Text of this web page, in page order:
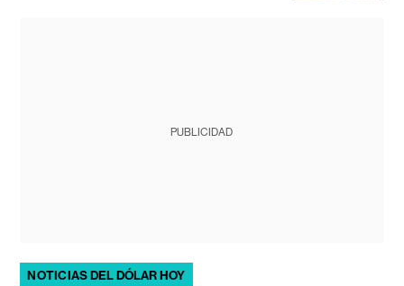
PUBLICIDAD
NOTICIAS DEL DÓLAR HOY